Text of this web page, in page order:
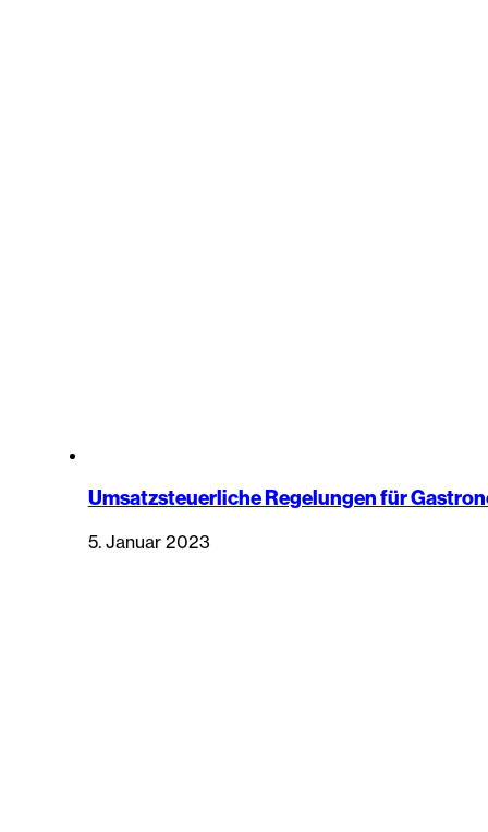
Umsatzsteuerliche Regelungen für
5. Januar 2023